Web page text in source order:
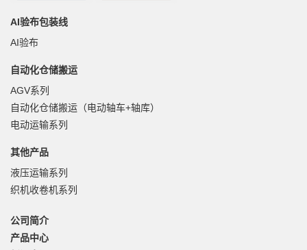
AI验布包装线
AI验布
自动化仓储搬运
AGV系列
自动化仓储搬运（电动轴车+轴库）
电动运输系列
其他产品
液压运输系列
织机收卷机系列
公司简介
产品中心